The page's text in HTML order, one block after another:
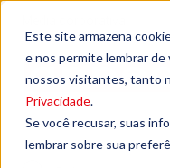
Este site armazena
e nos permite lembrar de
nossos visitantes, tanto
Privacidade.
Se você recusar, suas
lembrar sobre sua